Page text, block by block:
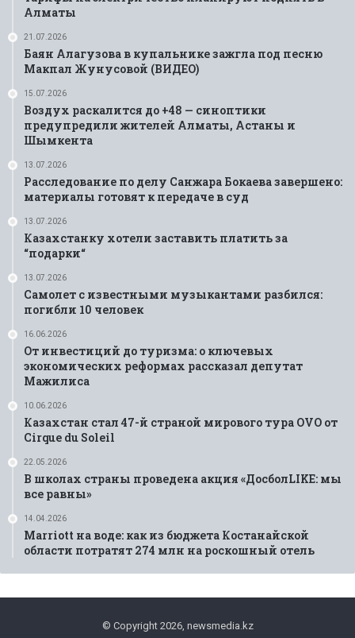
Алматы
21.07.2026
Баян Алагузова в купальнике зажгла под песню
Макпал Жунусовой (ВИДЕО)
15.07.2026
Воздух раскалится до +48 — синоптики
предупредили жителей Алматы, Астаны и
Шымкента
13.07.2026
Расследование по делу Санжара Бокаева завершено:
материалы готовят к передаче в суд
13.07.2026
Казахстанку хотели заставить платить за
“подарки“
13.07.2026
Самолет с известными музыкантами разбился:
погибли 10 человек
16.06.2026
От инвестиций до туризма: о ключевых
экономических реформах рассказал депутат
Мажилиса
10.06.2026
Казахстан стал 47-й страной мирового тура OVO от
Cirque du Soleil
22.05.2026
В школах страны проведена акция «ДосболLIKE: мы
все равны»
14.04.2026
Marriott на воде: как из бюджета Костанайской
области потратят 274 млн на роскошный отель
© Copyright 2026, newsmedia.kz